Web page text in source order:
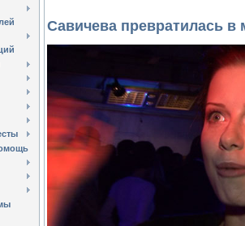
Савичева превратилась в